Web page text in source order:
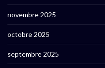
novembre 2025
octobre 2025
septembre 2025